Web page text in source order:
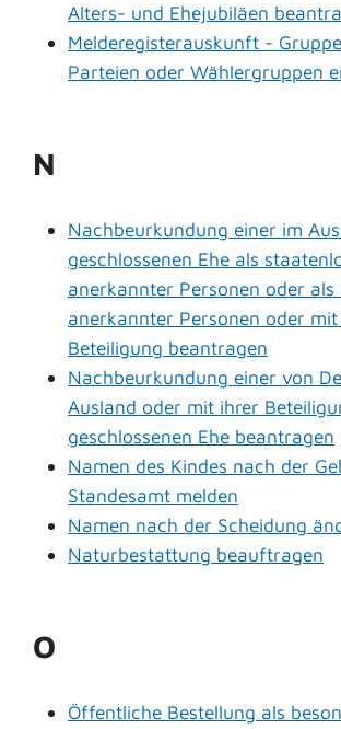
Alters- und Ehejubiläen
Melderegisterauskunft -
Parteien oder Wählergruppen
N
Nachbeurkundung einer im
geschlossenen Ehe als
anerkannter Personen oder als
anerkannter Personen oder
Beteiligung beantragen
Nachbeurkundung einer von
Ausland oder mit ihrer
geschlossenen Ehe beantragen
Namen des Kindes nach der
Standesamt melden
Namen nach der Scheidung
Naturbestattung beauftragen
O
Öffentliche Bestellung als